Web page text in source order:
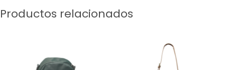
Productos relacionados